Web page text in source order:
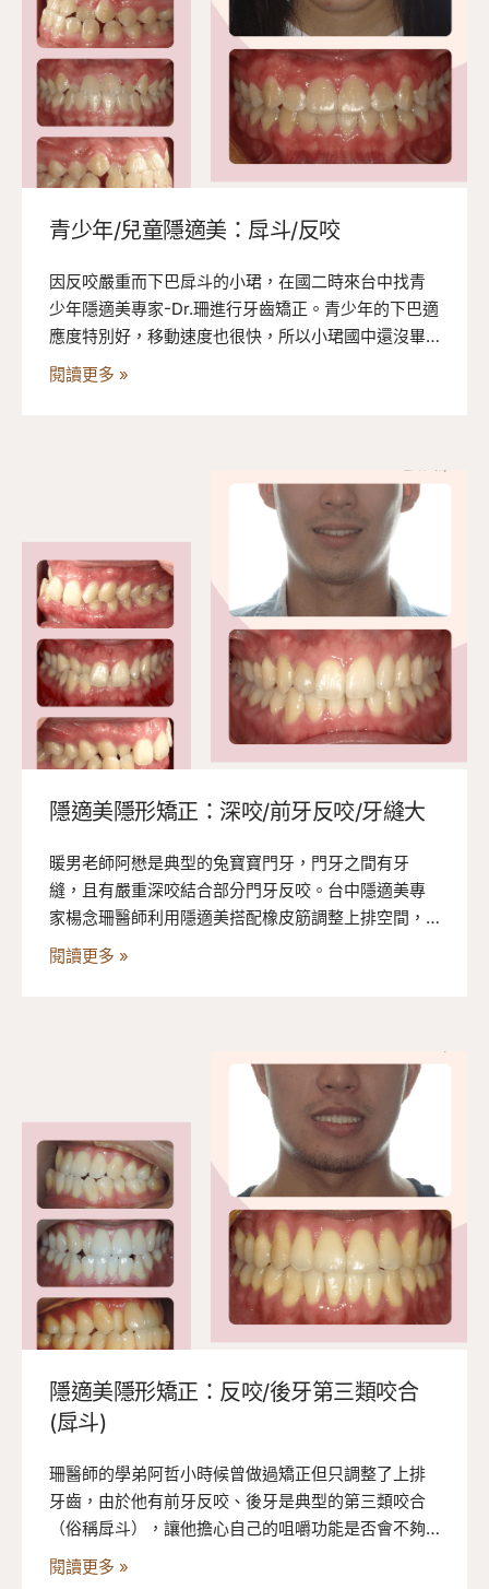
青少年/兒童隱適美：戽斗/反咬
因反咬嚴重而下巴戽斗的小珺，在國二時來台中找青
少年隱適美專家-Dr.珊進行牙齒矯正。青少年的下巴適
應度特別好，移動速度也很快，所以小珺國中還沒畢
業前療程就結束了！青少年隱適美矯正後解決反咬問
閱讀更多 »
隱適美隱形矯正：深咬/前牙反咬/牙縫大
暖男老師阿懋是典型的兔寶寶門牙，門牙之間有牙
縫，且有嚴重深咬結合部分門牙反咬。台中隱適美專
家楊念珊醫師利用隱適美搭配橡皮筋調整上排空間，
為他改善牙齒空間與深咬，一一將各牙齒拉至定位。
閱讀更多 »
隱適美隱形矯正：反咬/後牙第三類咬合
(戽斗)
珊醫師的學弟阿哲小時候曾做過矯正但只調整了上排
牙齒，由於他有前牙反咬、後牙是典型的第三類咬合
（俗稱戽斗），讓他擔心自己的咀嚼功能是否會不夠
健全。台中隱適美專家楊念珊醫師為他透過上排擴
閱讀更多 »